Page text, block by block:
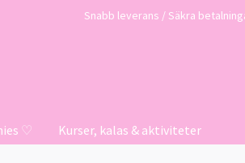
Snabb leverans / Säkra
♡ Kurser, kalas & aktiviteter